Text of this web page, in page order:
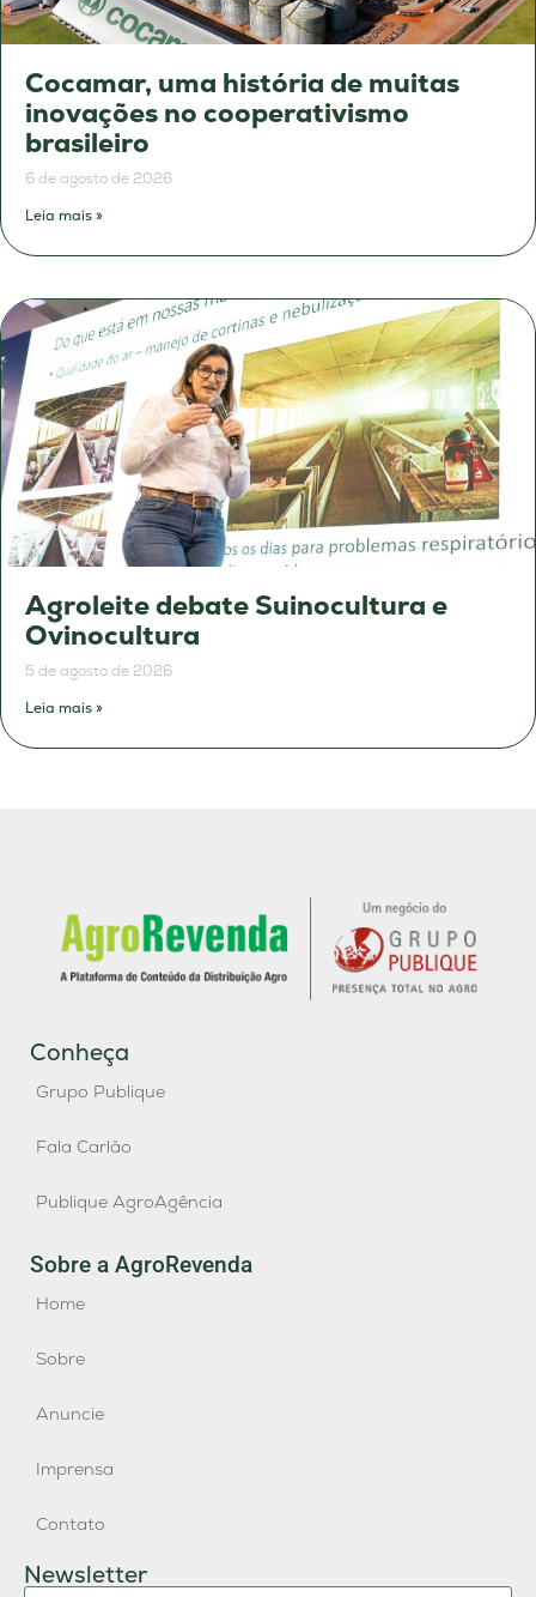
Cocamar, uma história de muitas
inovações no cooperativismo
brasileiro
6 de agosto de 2026
Leia mais »
Agroleite debate Suinocultura e
Ovinocultura
5 de agosto de 2026
Leia mais »
Conheça
Grupo Publique
Fala Carlão
Publique AgroAgência
Sobre a AgroRevenda
Home
Sobre
Anuncie
Imprensa
Contato
Newsletter